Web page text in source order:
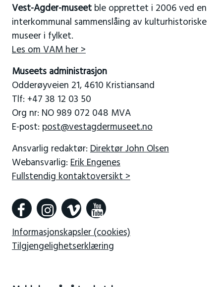
Vest-Agder-museetble opprettet i 2006 ved en
interkommunal sammenslåing av kulturhistoriske
museer i fylket.
Les om VAM her >
Museets administrasjon
Odderøyveien 21, 4610 Kristiansand
Tlf: +47 38 12 03 50
Org nr: NO 989 072 048 MVA
E-post: post@vestagdermuseet.no
Ansvarlig redaktør: Direktør John Olsen
Webansvarlig: Erik Engenes
Fullstendig kontaktoversikt >
Informasjonskapsler (cookies)
Tilgjengelighetserklæring